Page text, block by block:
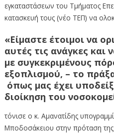
εγκαταστάσεων του Τμήματος
κατασκευή τους (νέο ΤΕΠ) να
«Είμαστε έτοιμοι να
αυτές τις ανάγκες
με συγκεκριμένους
εξοπλισμού, – το
όπως μας έχει
διοίκηση του
τόνισε ο κ. Αμανατίδης
Μποδοσάκειου στην πρόταση της